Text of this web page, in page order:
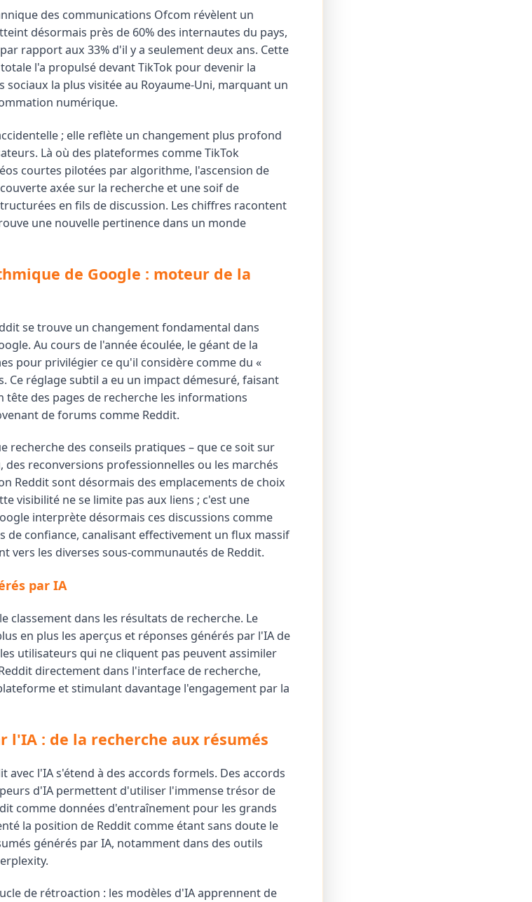
des communications Ofcom révèlent un
désormais près de 60% des internautes du pays,
rapport aux 33% d'il y a seulement deux ans. Cette
l'a propulsé devant TikTok pour devenir la
la plus visitée au Royaume-Uni, marquant un
numérique.
; elle reflète un changement plus profond
Là où des plateformes comme TikTok
courtes pilotées par algorithme, l'ascension de
axée sur la recherche et une soif de
en fils de discussion. Les chiffres racontent
une nouvelle pertinence dans un monde
de Google : moteur de la
se trouve un changement fondamental dans
Au cours de l'année écoulée, le géant de la
pour privilégier ce qu'il considère comme du «
Ce réglage subtil a eu un impact démesuré, faisant
des pages de recherche les informations
de forums comme Reddit.
des conseils pratiques – que ce soit sur
des reconversions professionnelles ou les marchés
Reddit sont désormais des emplacements de choix
visibilité ne se limite pas aux liens ; c'est une
interprète désormais ces discussions comme
de confiance, canalisant effectivement un flux massif
vers les diverses sous-communautés de Reddit.
par IA
classement dans les résultats de recherche. Le
en plus les aperçus et réponses générés par l'IA de
utilisateurs qui ne cliquent pas peuvent assimiler
directement dans l'interface de recherche,
et stimulant davantage l'engagement par la
: de la recherche aux résumés
avec l'IA s'étend à des accords formels. Des accords
d'IA permettent d'utiliser l'immense trésor de
comme données d'entraînement pour les grands
la position de Reddit comme étant sans doute le
générés par IA, notamment dans des outils
de rétroaction : les modèles d'IA apprennent de